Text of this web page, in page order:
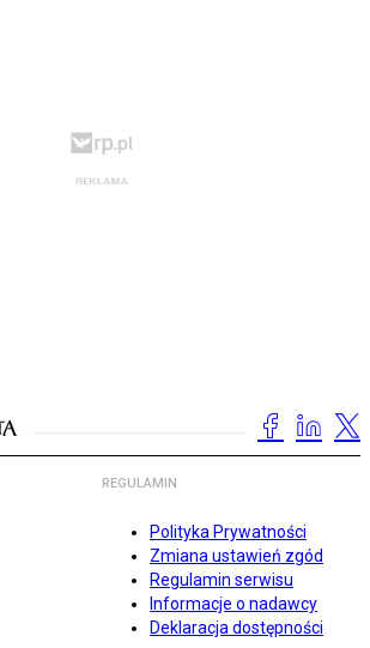
REGULAMIN
Polityka Prywatności
Zmiana ustawień zgód
Regulamin serwisu
Informacje o nadawcy
Deklaracja dostępności